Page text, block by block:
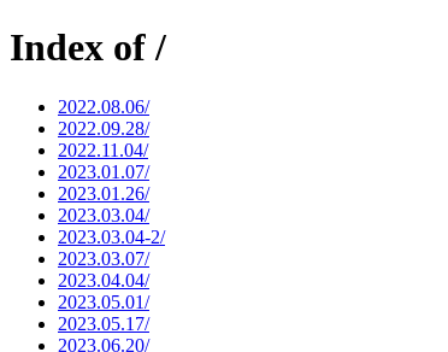
Index of /
2022.08.06/
2022.09.28/
2022.11.04/
2023.01.07/
2023.01.26/
2023.03.04/
2023.03.04-2/
2023.03.07/
2023.04.04/
2023.05.01/
2023.05.17/
2023.06.20/